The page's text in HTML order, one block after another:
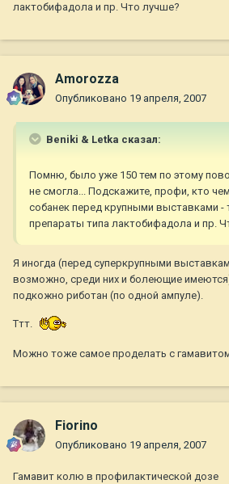
лактобифадола и пр. Что лучше?
Amorozza
Опубликовано 19 апреля, 2007
Beniki & Letka сказал:
Помню, было уже 150 тем по этому
не смогла... Подскажите, профи, кто
собанек перед крупными выставками -
препараты типа лактобифадола и пр.
Я иногда (перед суперкрупными
возможно, среди них и болеющие
подкожно риботан (по одной ампуле).
Ттт.
Можно тоже самое проделать с
Fiorino
Опубликовано 19 апреля, 2007
Гамавит колю в профилактической дозе